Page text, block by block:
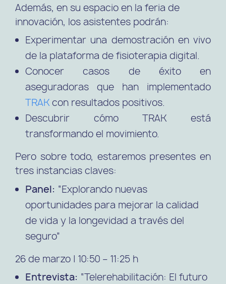
Además, en su espacio en la feria de
innovación, los asistentes podrán:
Experimentar una demostración en vivo
de la plataforma de fisioterapia digital.
Conocer casos de éxito en
aseguradoras que han implementado
TRAKcon resultados positivos.
Descubrir cómo TRAK está
transformando el movimiento.
Pero sobre todo, estaremos presentes en
tres instancias claves:
Panel: “Explorando nuevas
oportunidades para mejorar la calidad
de vida y la longevidad a través del
seguro”
26 de marzo | 10:50 – 11:25 h
Entrevista: “Telerehabilitación: El futuro